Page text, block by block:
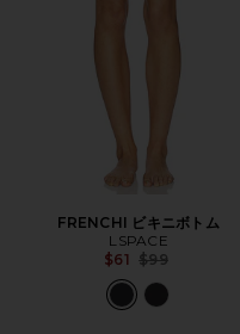
FRENCHI ビキニボトム
LSPACE
$61 Previous price:
$99